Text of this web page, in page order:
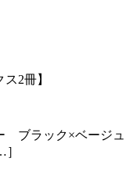
2冊】
ブラック×ベージュ